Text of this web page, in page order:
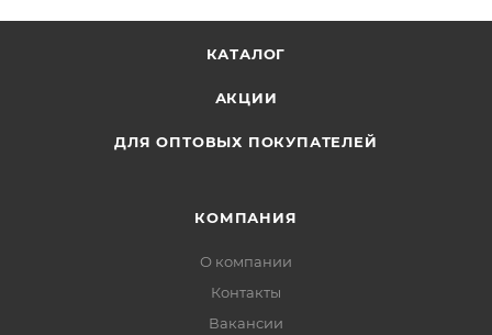
КАТАЛОГ
АКЦИИ
ДЛЯ ОПТОВЫХ ПОКУПАТЕЛЕЙ
КОМПАНИЯ
О компании
Контакты
Вакансии